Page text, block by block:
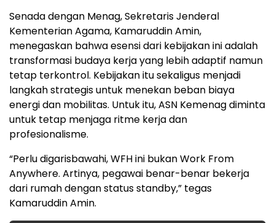
Senada dengan Menag, Sekretaris Jenderal
Kementerian Agama, Kamaruddin Amin,
menegaskan bahwa esensi dari kebijakan ini adalah
transformasi budaya kerja yang lebih adaptif namun
tetap terkontrol. Kebijakan itu sekaligus menjadi
langkah strategis untuk menekan beban biaya
energi dan mobilitas. Untuk itu, ASN Kemenag diminta
untuk tetap menjaga ritme kerja dan
profesionalisme.
“Perlu digarisbawahi, WFH ini bukan Work From
Anywhere. Artinya, pegawai benar-benar bekerja
dari rumah dengan status standby,” tegas
Kamaruddin Amin.